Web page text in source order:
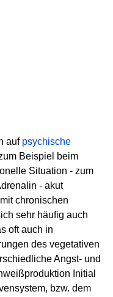
auf psychische
Beispiel beim
Situation - zum
- akut
chronischen
sehr häufig auch
oft auch in
des vegetativen
Angst- und
Initial
bzw. dem